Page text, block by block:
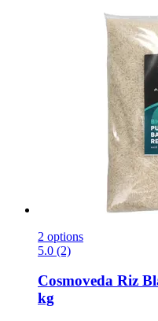
2 options
5.0 (2)
Cosmoveda Riz
kg